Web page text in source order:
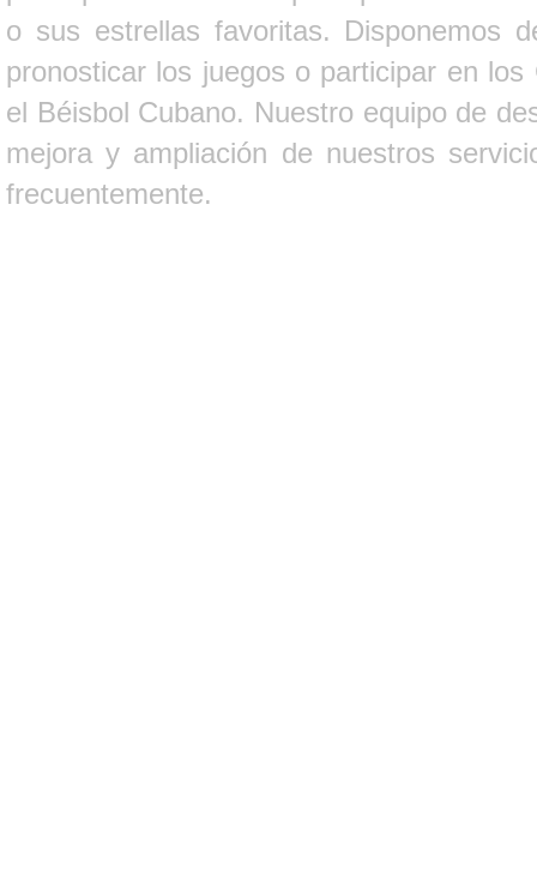
o sus estrellas favoritas. Disponemos
pronosticar los juegos o participar en
el Béisbol Cubano. Nuestro equipo de
mejora y ampliación de nuestros
frecuentemente.